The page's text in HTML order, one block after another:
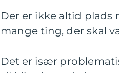
Der er ikke altid
mange ting, der skal
Det er især